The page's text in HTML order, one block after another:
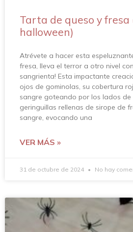
Tarta de queso y fresa
halloween)
Atrévete a hacer esta
fresa, lleva el terror a otro nivel
sangrienta! Esta impactante
ojos de gominolas, su cobertura
sangre goteando por los lados
geringuillas rellenas de sirope de
sangre, evocando una
VER MÁS »
31 de octubre de 2024 No hay